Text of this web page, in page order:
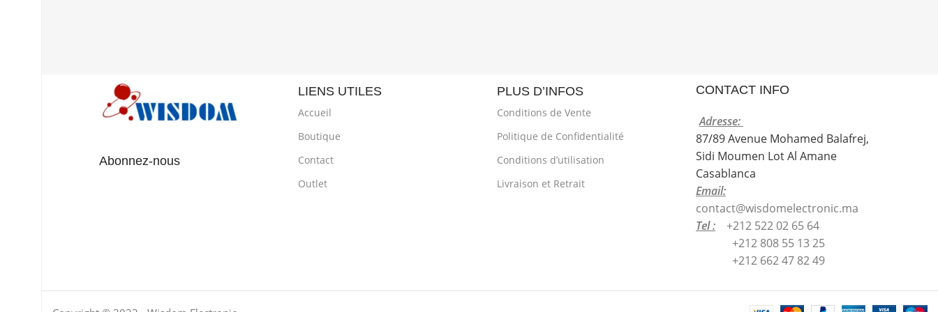
Abonnez-nous
LIENS UTILES
Accueil
Boutique
Contact
Outlet
PLUS D’INFOS
Conditions de Vente
Politique de Confidentialité
Conditions d’utilisation
Livraison et Retrait
CONTACT INFO
Adresse:
87/89 Avenue Mohamed Balafrej,
Sidi Moumen Lot Al Amane
Casablanca
Email:
contact@wisdomelectronic.ma
Tel : +212 522 02 65 64
+212 808 55 13 25
+212 662 47 82 49